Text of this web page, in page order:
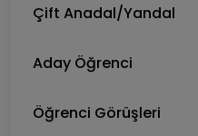
Çift Anadal/Yandal
Aday Öğrenci
Öğrenci Görüşleri